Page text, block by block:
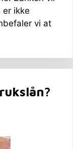
er ikke
vi at